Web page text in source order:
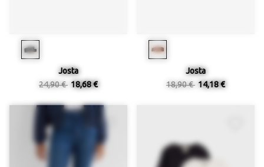
Josta
24,90 € 18,68 €
Josta
18,90 € 14,18 €